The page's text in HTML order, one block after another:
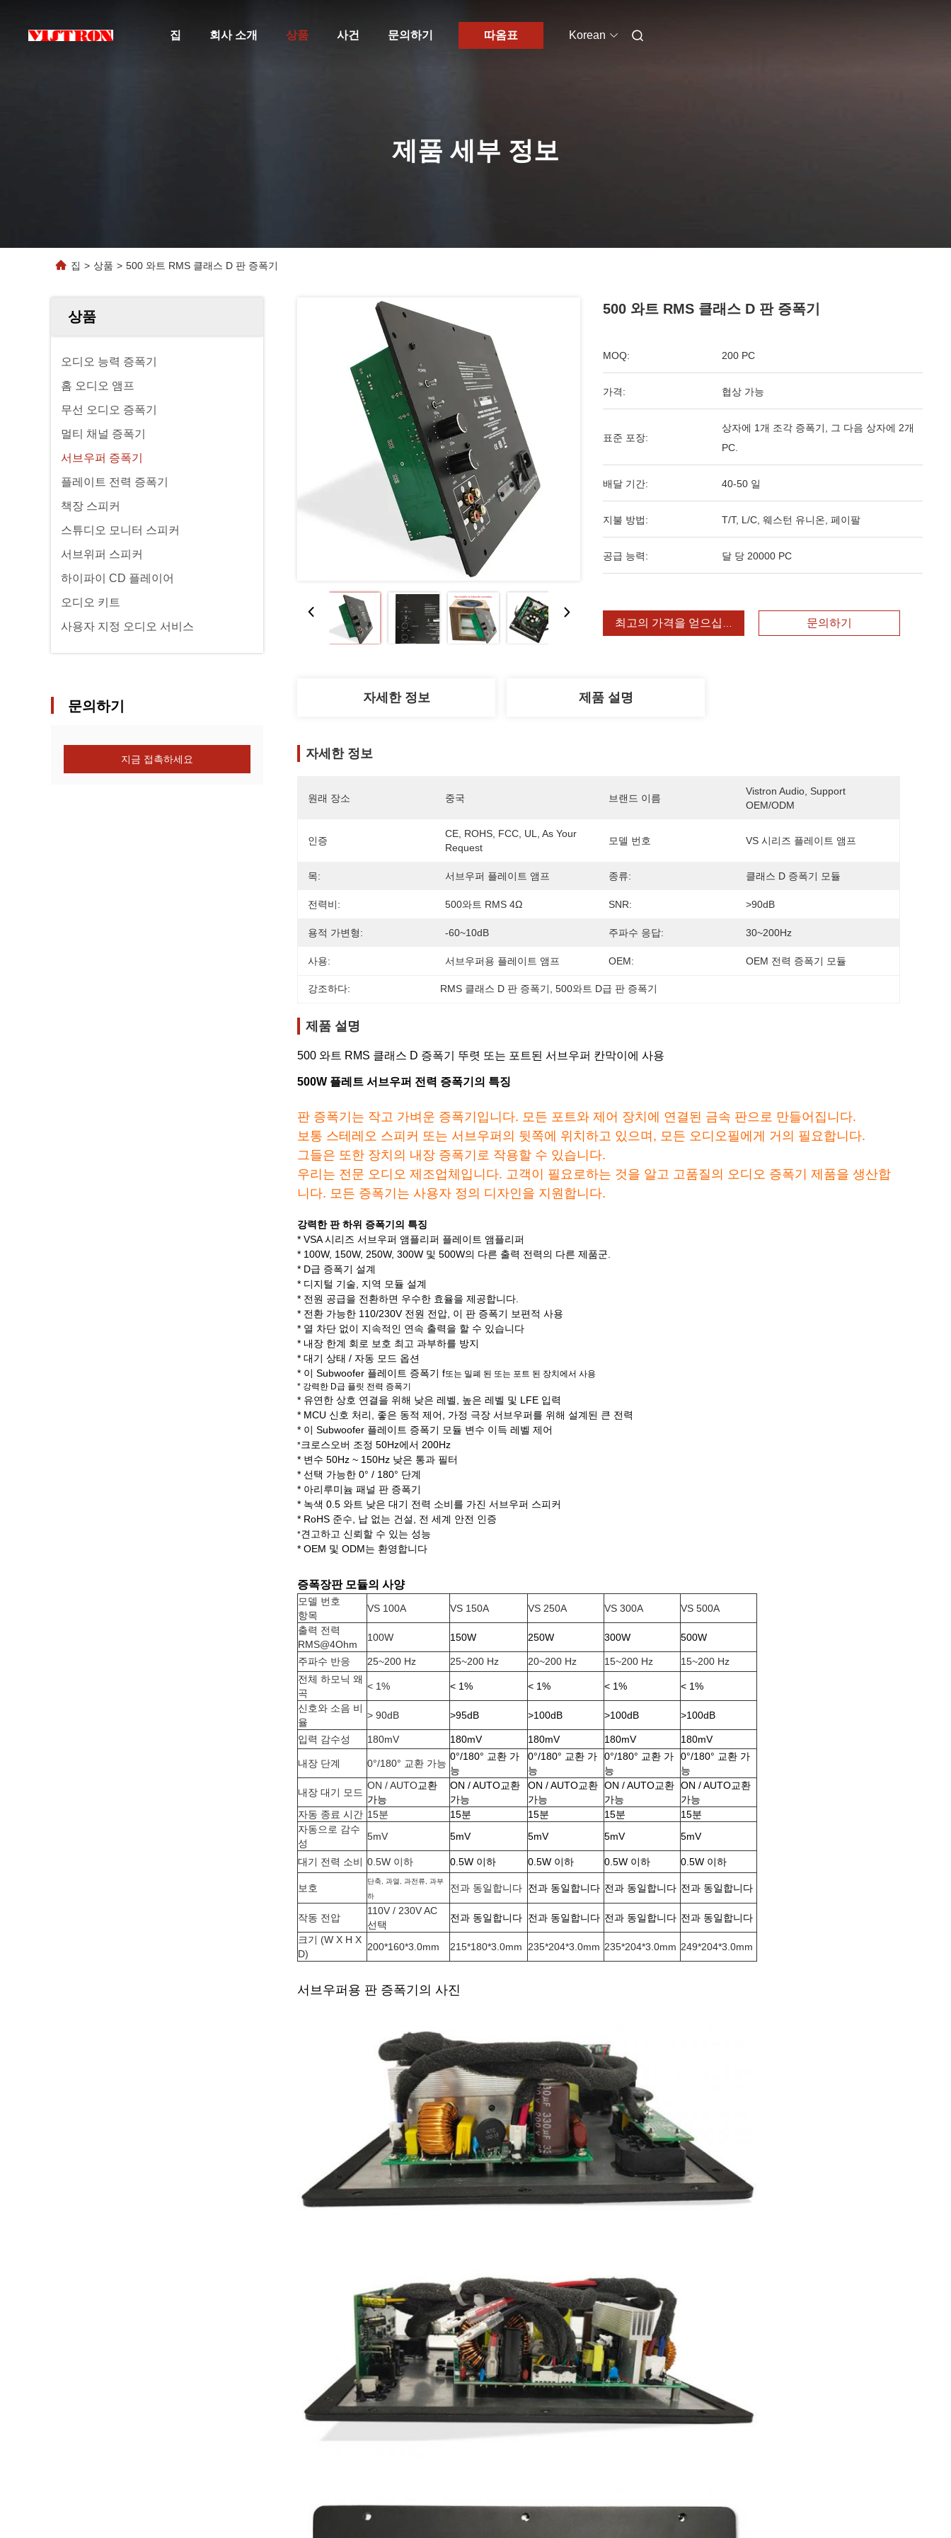
집 회사 소개 상품 사건 문의하기 따옴표 Korean
제품 세부 정보
집 > 상품 > 500 와트 RMS 클래스 D 판 증폭기
상품
오디오 능력 증폭기
홈 오디오 앰프
무선 오디오 증폭기
멀티 채널 증폭기
서브우퍼 증폭기
플레이트 전력 증폭기
책장 스피커
스튜디오 모니터 스피커
서브위퍼 스피커
하이파이 CD 플레이어
오디오 키트
사용자 지정 오디오 서비스
문의하기
지금 접촉하세요
500 와트 RMS 클래스 D 판 증폭기
MOQ: 200 PC
가격: 협상 가능
표준 포장:
상자에 1개 조각 증폭기, 그 다음 상자에 2개
PC.
배달 기간: 40-50 일
지불 방법: T/T, L/C, 웨스턴 유니온, 페이팔
공급 능력: 달 당 20000 PC
최고의 가격을 얻으십시오 문의하기
자세한 정보 제품 설명
자세한 정보
원래 장소 중국 브랜드 이름
Vistron Audio, Support
OEM/ODM
인증
CE, ROHS, FCC, UL, As Your
Request
모델 번호 VS 시리즈 플레이트 앰프
목: 서브우퍼 플레이트 앰프 종류: 클래스 D 증폭기 모듈
전력비: 500와트 RMS 4Ω SNR: >90dB
용적 가변형: -60~10dB 주파수 응답: 30~200Hz
사용: 서브우퍼용 플레이트 앰프 OEM: OEM 전력 증폭기 모듈
강조하다: RMS 클래스 D 판 증폭기 , 500와트 D급 판 증폭기
제품 설명
500 와트 RMS 클래스 D 증폭기 뚜렷 또는 포트된 서브우퍼 칸막이에 사용
500W 플레트 서브우퍼 전력 증폭기의 특징
판 증폭기는 작고 가벼운 증폭기입니다. 모든 포트와 제어 장치에 연결된 금속 판으로 만들어집니다.
보통 스테레오 스피커 또는 서브우퍼의 뒷쪽에 위치하고 있으며, 모든 오디오필에게 거의 필요합니다.
그들은 또한 장치의 내장 증폭기로 작용할 수 있습니다.
우리는 전문 오디오 제조업체입니다. 고객이 필요로하는 것을 알고 고품질의 오디오 증폭기 제품을 생산합
니다. 모든 증폭기는 사용자 정의 디자인을 지원합니다.
강력한 판 하위 증폭기의 특징
* VSA 시리즈 서브우퍼 앰플리퍼 플레이트 앰플리퍼
* 100W, 150W, 250W, 300W 및 500W의 다른 출력 전력의 다른 제품군.
* D급 증폭기 설계
* 디지털 기술, 지역 모듈 설계
* 전원 공급을 전환하면 우수한 효율을 제공합니다.
* 전환 가능한 110/230V 전원 전압, 이 판 증폭기 보편적 사용
* 열 차단 없이 지속적인 연속 출력을 할 수 있습니다
* 내장 한계 회로 보호 최고 과부하를 방지
* 대기 상태 / 자동 모드 옵션
* 이 Subwoofer 플레이트 증폭기 f또는 밀폐 된 또는 포트 된 장치에서 사용
* 강력한 D급 플릿 전력 증폭기
* 유연한 상호 연결을 위해 낮은 레벨, 높은 레벨 및 LFE 입력
* MCU 신호 처리, 좋은 동적 제어, 가정 극장 서브우퍼를 위해 설계된 큰 전력
* 이 Subwoofer 플레이트 증폭기 모듈 변수 이득 레벨 제어
*크로스오버 조정 50Hz에서 200Hz
* 변수 50Hz ~ 150Hz 낮은 통과 필터
* 선택 가능한 0° / 180° 단계
* 아리루미늄 패널 판 증폭기
* 녹색 0.5 와트 낮은 대기 전력 소비를 가진 서브우퍼 스피커
* RoHS 준수, 납 없는 건설, 전 세계 안전 인증
*견고하고 신뢰할 수 있는 성능
* OEM 및 ODM는 환영합니다
증폭장판 모듈의 사양
모델 번호
항목
VS 100A VS 150A VS 250A VS 300A
VS 500A
출력 전력
RMS@4Ohm
100W 150W 250W 300W 500W
주파수 반응 25~200 Hz 25~200 Hz 20~200 Hz 15~200 Hz
15~200 Hz
전체 하모닉 왜
곡
< 1% < 1% < 1% < 1%
< 1%
신호와 소음 비
율
> 90dB >95dB >100dB >100dB >100dB
입력 감수성 180mV 180mV 180mV 180mV 180mV
내장 단계 0°/180° 교환 가능
0°/180° 교환 가
능
0°/180° 교환 가
능
0°/180° 교환 가
능
0°/180° 교환 가
능
내장 대기 모드
ON / AUTO교환
가능
ON / AUTO교환
가능
ON / AUTO교환
가능
ON / AUTO교환
가능
ON / AUTO교환
가능
자동 종료 시간 15분 15분 15분 15분
15분
자동으로 감수
성
5mV 5mV 5mV 5mV 5mV
대기 전력 소비 0.5W 이하 0.5W 이하 0.5W 이하 0.5W 이하 0.5W 이하
보호
단축, 과열, 과전류, 과부
하
전과 동일합니다 전과 동일합니다 전과 동일합니다 전과 동일합니다
작동 전압
110V / 230V AC
선택
전과 동일합니다 전과 동일합니다 전과 동일합니다 전과 동일합니다
크기 (W X H X
D)
200*160*3.0mm 215*180*3.0mm 235*204*3.0mm 235*204*3.0mm 249*204*3.0mm
서브우퍼용 판 증폭기의 사진